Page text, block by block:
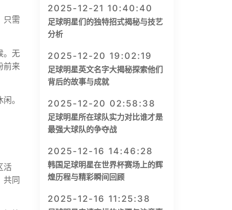
只需
。无
前来
。
活
共同
2025-12-21 10:40:40
足球明星们的独特招式揭秘与技艺
分析
2025-12-20 19:02:19
足球明星英文名字大揭秘探索他们
背后的故事与成就
2025-12-20 02:58:38
足球明星所在球队实力对比谁才是
最强大球队的争夺战
2025-12-16 14:46:28
韩国足球明星在世界杯赛场上的辉
煌历程与精彩瞬间回顾
2025-12-16 11:25:38